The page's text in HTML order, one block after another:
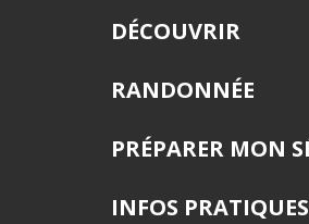
DÉCOUVRIR
RANDONNÉE
PRÉPARER MON
INFOS PRATIQUES